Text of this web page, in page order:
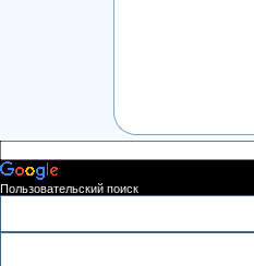
Пользовательский поиск